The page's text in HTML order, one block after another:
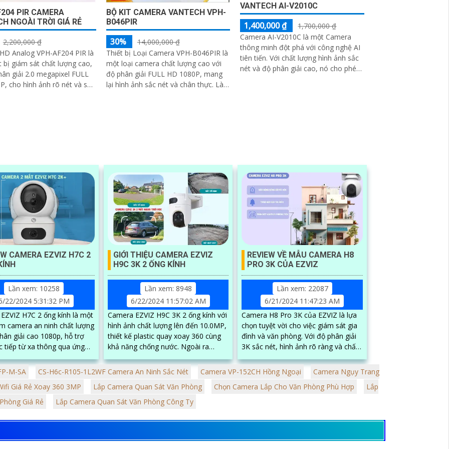
PIR CAMERA
NGOÀI TRỜI GIÁ RẺ
2,200,000 ₫
Analog VPH-AF204 PIR là
bị giám sát chất lượng cao,
giải 2.0 megapixel FULL
cho hình ảnh rõ nét và sắc
BỘ KIT CAMERA VANTECH VPH-
B046PIR
30%
14,000,000 ₫
Thiết bị Loại Camera VPH-B046PIR là
một loại camera chất lượng cao với
độ phân giải FULL HD 1080P, mang
lại hình ảnh sắc nét và chân thực. Là
VANTECH AI-V2010C
1,400,000 ₫
1,700,000 ₫
Camera AI-V2010C là một Camera
thông minh đột phá với công nghệ AI
tiên tiến. Với chất lượng hình ảnh sắc
nét và độ phân giải cao, nó cho phép
CAMERA EZVIZ H7C 2
Lần xem: 10258
22/2024 5:31:32 PM
H7C 2 ống kính là một
camera an ninh chất lượng
giải cao 1080p, hỗ trợ
tiếp từ xa thông qua ứng
GIỚI THIỆU CAMERA EZVIZ
H9C 3K 2 ỐNG KÍNH
Lần xem: 8948
6/22/2024 11:57:02 AM
Camera EZVIZ H9C 3K 2 ống kính với
hình ảnh chất lượng lên đến 10.0MP,
thiết kế plastic quay xoay 360 cùng
khả năng chống nước. Ngoài ra
sáng, khả...
REVIEW VỀ MẪU CAMERA H8
PRO 3K CỦA EZVIZ
Lần xem: 22087
6/21/2024 11:47:23 AM
Camera H8 Pro 3K của EZVIZ là lựa
chọn tuyệt vời cho việc giám sát gia
đình và văn phòng. Với độ phân giải
3K sắc nét, hình ảnh rõ ràng và chất
M-SA
CS-H6c-R105-1L2WF Camera An Ninh Sắc Nét Camera VP-152CH Hồng Ngoại
Camera Ngụy Trang
Giá Rẻ Xoay 360 3MP
Lắp Camera Quan Sát Văn Phòng Chọn Camera Lắp Cho Văn Phòng Phù Hợp
Lắp
Giá Rẻ
Lắp Camera Quan Sát Văn Phòng Công Ty